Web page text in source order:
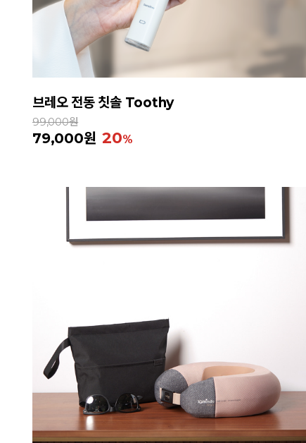
브레오 전동 칫솔 Toothy
99,000원
79,000원 20